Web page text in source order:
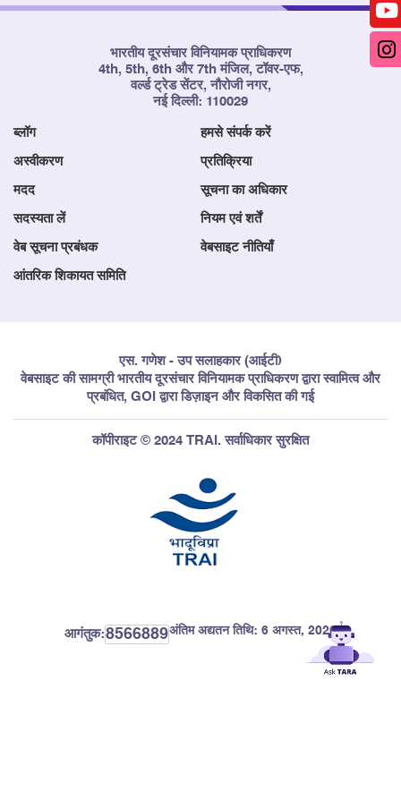
भारतीय दूरसंचार विनियामक प्राधिकरण
4th, 5th, 6th और 7th मंजिल, टॉवर-एफ,
वर्ल्ड ट्रेड सेंटर, नौरोजी नगर,
नई दिल्ली: 110029
ब्लॉग हमसे संपर्क करें
अस्वीकरण प्रतिक्रिया
मदद सूचना का अधिकार
सदस्यता लें नियम एवं शर्तें
वेब सूचना प्रबंधक वेबसाइट नीतियाँ
आंतरिक शिकायत समिति
एस. गणेश - उप सलाहकार (आईटी)
वेबसाइट की सामग्री भारतीय दूरसंचार विनियामक प्राधिकरण द्वारा स्वामित्व और
प्रबंधित, GOI द्वारा डिज़ाइन और विकसित की गई
कॉपीराइट © 2024 TRAI. सर्वाधिकार सुरक्षित
आगंतुक:8566889अंतिम अद्यतन तिथि: 6 अगस्त, 2026